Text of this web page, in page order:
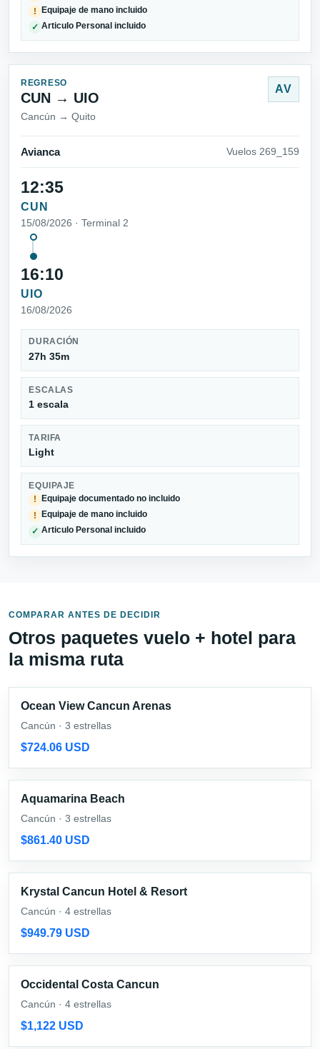
! Equipaje de mano incluido
✓ Articulo Personal incluido
REGRESO
CUN → UIO
Cancún → Quito
AV
Avianca Vuelos 269_159
12:35
CUN
15/08/2026 · Terminal 2
16:10
UIO
16/08/2026
DURACIÓN
27h 35m
ESCALAS
1 escala
TARIFA
Light
EQUIPAJE
!
Equipaje documentado no incluido
! Equipaje de mano incluido
✓ Articulo Personal incluido
COMPARAR ANTES DE DECIDIR
Otros paquetes vuelo + hotel para
la misma ruta
Ocean View Cancun Arenas
Cancún · 3 estrellas
$724.06 USD
Aquamarina Beach
Cancún · 3 estrellas
$861.40 USD
Krystal Cancun Hotel & Resort
Cancún · 4 estrellas
$949.79 USD
Occidental Costa Cancun
Cancún · 4 estrellas
$1,122 USD